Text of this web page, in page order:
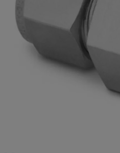
ステンレス鋼製
手、めすコネクター
ズ：5/8 インチ ×